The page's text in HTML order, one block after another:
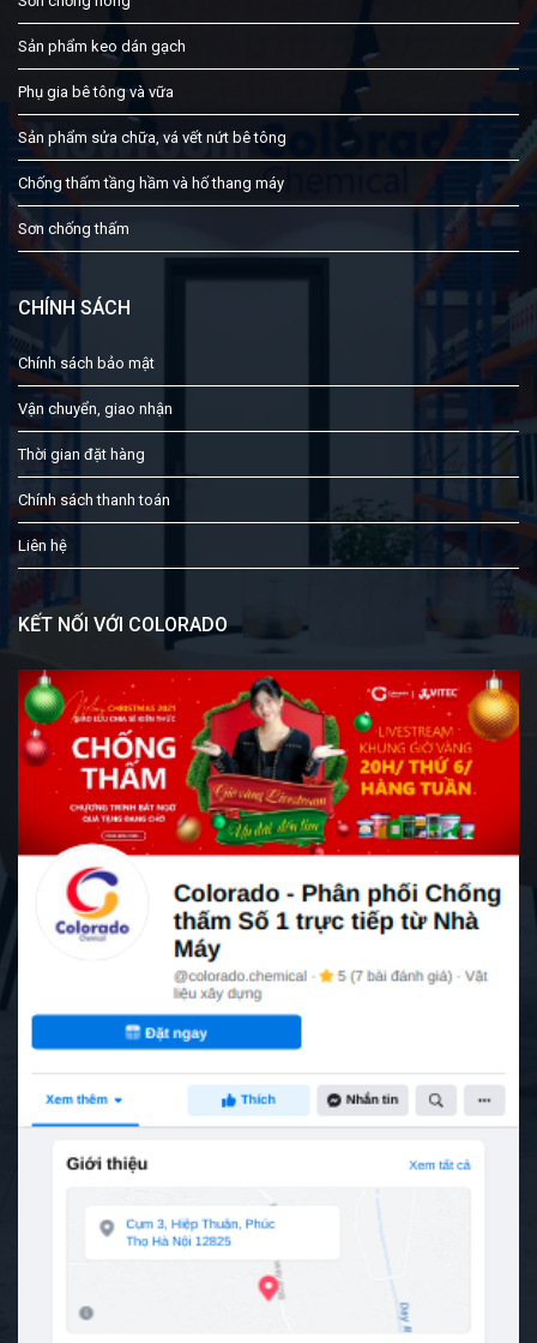
Sản phẩm keo dán gạch
Phụ gia bê tông và vữa
Sản phẩm sửa chữa, vá vết nứt bê tông
Chống thấm tầng hầm và hố thang máy
Sơn chống thấm
CHÍNH SÁCH
Chính sách bảo mật
Vận chuyển, giao nhận
Thời gian đặt hàng
Chính sách thanh toán
Liên hệ
KẾT NỐI VỚI COLORADO